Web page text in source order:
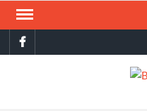
Saltar
contenidofacebook